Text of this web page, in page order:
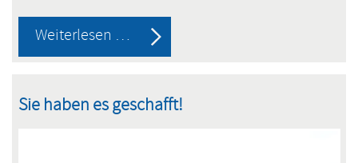
Weiterlesen … Fußballturnier
der
Sie haben es geschafft!